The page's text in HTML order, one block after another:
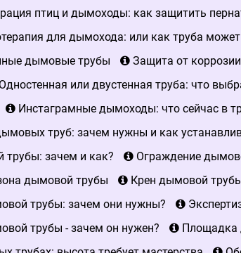
птиц и дымоходы: как защитить
для дымохода: или как труба
дымовые трубы
Защита от
Одностенная или двустенная труба: что
Инстаграмные дымоходы: что сейчас в
труб: зачем нужны и как
зачем и как?
Ограждение
дымовой трубы
Крен дымовой
трубы: зачем они нужны?
трубы - зачем он нужен?
Площадка